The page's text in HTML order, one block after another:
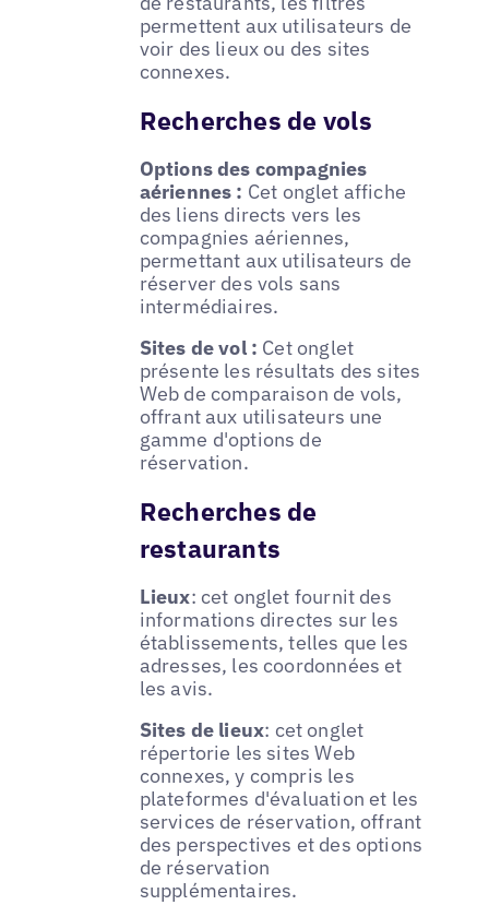
permettent aux utilisateurs de
voir des lieux ou des sites
connexes.
Recherches de vols
Options des compagnies
aériennes : Cet onglet affiche
des liens directs vers les
compagnies aériennes,
permettant aux utilisateurs de
réserver des vols sans
intermédiaires.
Sites de vol : Cet onglet
présente les résultats des sites
Web de comparaison de vols,
offrant aux utilisateurs une
gamme d'options de
réservation.
Recherches de
restaurants
Lieux: cet onglet fournit des
informations directes sur les
établissements, telles que les
adresses, les coordonnées et
les avis.
Sites de lieux: cet onglet
répertorie les sites Web
connexes, y compris les
plateformes d'évaluation et les
services de réservation, offrant
des perspectives et des options
de réservation
supplémentaires.